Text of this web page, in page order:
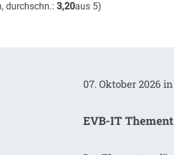
durchschn.: 3,20aus 5)
07. Oktober 2026
EVB-IT